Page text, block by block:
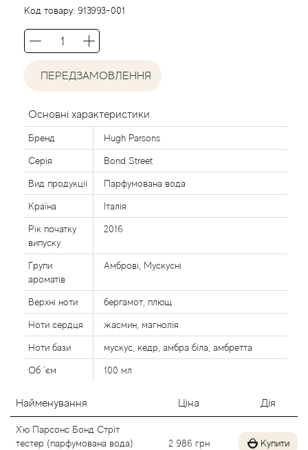
Код товару: 913993-001
ПЕРЕДЗАМОВЛЕННЯ
Основні характеристики
Бренд Hugh Parsons
Серія Bond Street
Вид продукції Парфумована вода
Країна Італія
Рік початку
випуску
2016
Групи
ароматів
Амброві, Мускусні
Верхні ноти бергамот, плющ
Ноти сердця жасмин, магнолія
Ноти бази мускус, кедр, амбра біла, амбретта
Об `єм 100 мл
Найменування Ціна Дія
Х'ю Парсонс Бонд Стріт
тестер (парфумована вода)
2 986 грн Купити
Agent Provocateur
Agonist
Aigner
Aj Arabia (Widian)
Ajmal
Al Haramain
Al Jazeera
Alaia Paris
Alexander McQueen
Alexandre Barthet
Alexandre J
Alfred Dunhill
Alyson Oldoini